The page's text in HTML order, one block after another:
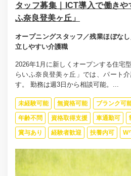
タッフ募集｜ICT導入で働き
ふ奈良登美ヶ丘」
オープニングスタッフ／残業ほぼな
立しやすい介護職
2026年1月に新しくオープンする住宅
らいふ奈良登美ヶ丘」では、パート
す。 勤務は週3日から相談可能。...
未経験可能 無資格可能 ブランク可
年齢不問 資格取得支援 車通勤可
賞与あり 経験者歓迎 扶養内可 W